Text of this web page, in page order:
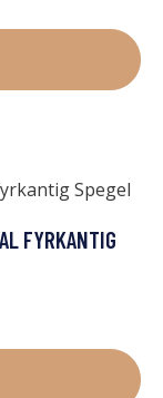
FYRKANTIG